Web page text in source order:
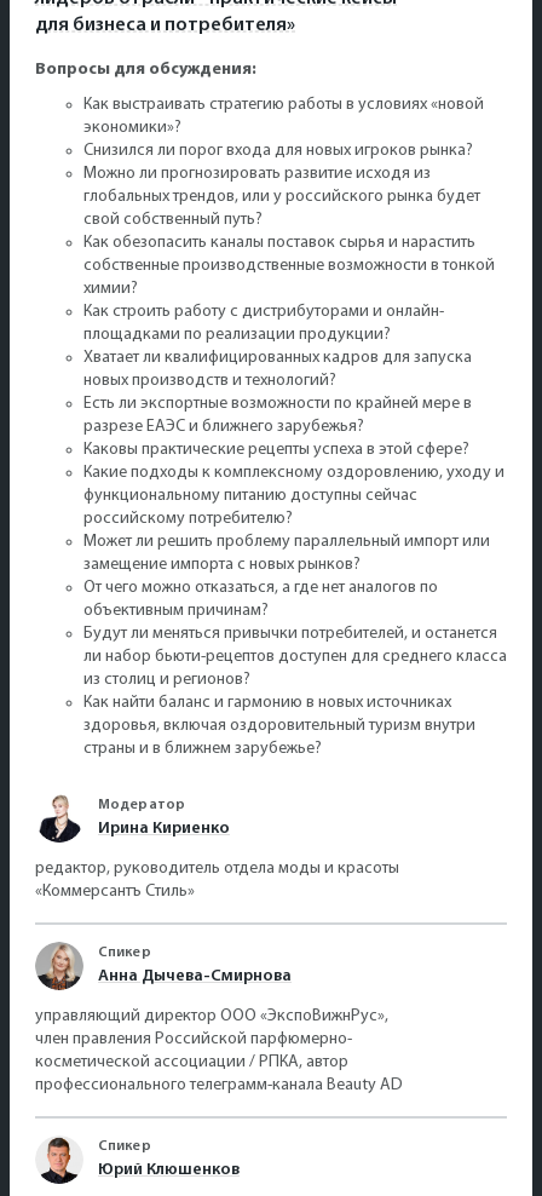
для бизнеса и потребителя»
Вопросы для обсуждения:
Как выстраивать стратегию работы в условиях «новой
экономики»?
Снизился ли порог входа для новых игроков рынка?
Можно ли прогнозировать развитие исходя из
глобальных трендов, или у российского рынка будет
свой собственный путь?
Как обезопасить каналы поставок сырья и нарастить
собственные производственные возможности в тонкой
химии?
Как строить работу с дистрибуторами и онлайн-
площадками по реализации продукции?
Хватает ли квалифицированных кадров для запуска
новых производств и технологий?
Есть ли экспортные возможности по крайней мере в
разрезе ЕАЭС и ближнего зарубежья?
Каковы практические рецепты успеха в этой сфере?
Какие подходы к комплексному оздоровлению, уходу и
функциональному питанию доступны сейчас
российскому потребителю?
Может ли решить проблему параллельный импорт или
замещение импорта с новых рынков?
От чего можно отказаться, а где нет аналогов по
объективным причинам?
Будут ли меняться привычки потребителей, и останется
ли набор бьюти-рецептов доступен для среднего класса
из столиц и регионов?
Как найти баланс и гармонию в новых источниках
здоровья, включая оздоровительный туризм внутри
страны и в ближнем зарубежье?
Модератор
Ирина Кириенко
редактор, руководитель отдела моды и красоты
«Коммерсантъ Стиль»
Спикер
Анна Дычева-Смирнова
управляющий директор ООО «ЭкспоВижнРус»,
член правления Российской парфюмерно-
косметической ассоциации / РПКА, автор
профессионального телеграмм-канала Beauty AD
Спикер
Юрий Клюшенков